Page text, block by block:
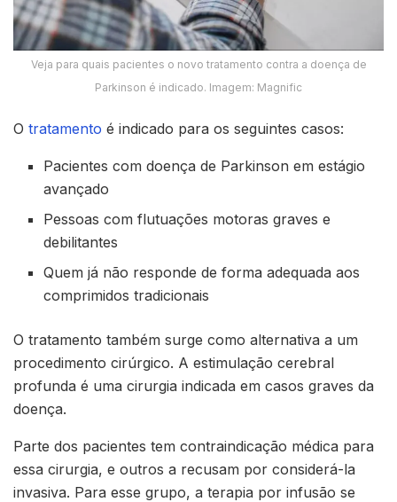
Veja para quais pacientes o novo tratamento contra a doença de
Parkinson é indicado. Imagem: Magnific
O tratamento é indicado para os seguintes casos:
Pacientes com doença de Parkinson em estágio
avançado
Pessoas com flutuações motoras graves e
debilitantes
Quem já não responde de forma adequada aos
comprimidos tradicionais
O tratamento também surge como alternativa a um
procedimento cirúrgico. A estimulação cerebral
profunda é uma cirurgia indicada em casos graves da
doença.
Parte dos pacientes tem contraindicação médica para
essa cirurgia, e outros a recusam por considerá-la
invasiva. Para esse grupo, a terapia por infusão se